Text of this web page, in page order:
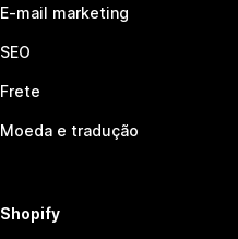
E-mail marketing
SEO
Frete
Moeda e tradução
Shopify